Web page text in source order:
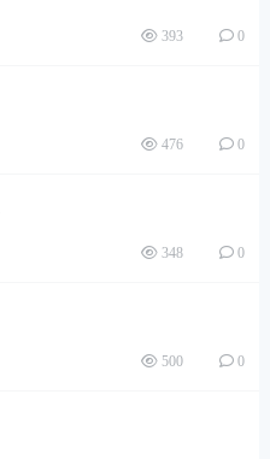
393 0
476 0
348 0
500 0